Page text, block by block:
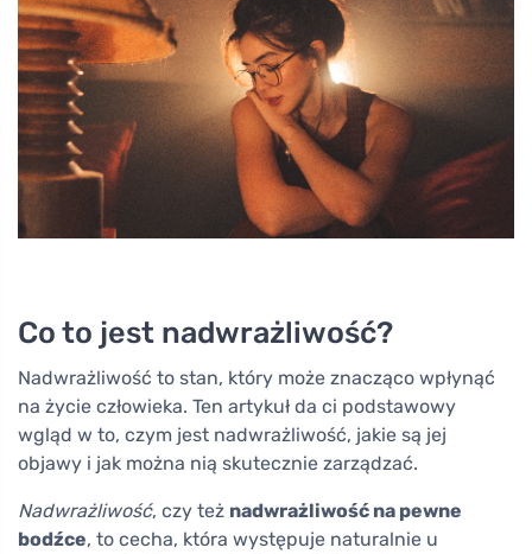
Co to jest nadwrażliwość?
Nadwrażliwość to stan, który może znacząco wpłynąć
na życie człowieka. Ten artykuł da ci podstawowy
wgląd w to, czym jest nadwrażliwość, jakie są jej
objawy i jak można nią skutecznie zarządzać.
Nadwrażliwość, czy też nadwrażliwość na pewne
bodźce, to cecha, która występuje naturalnie u